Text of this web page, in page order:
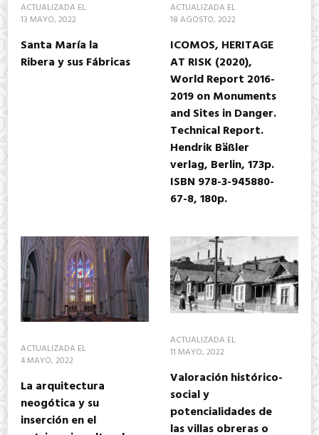
ACTUALIZADA EL
13 MAYO, 2022
Santa María la
Ribera y sus Fábricas
ACTUALIZADA EL
18 AGOSTO, 2022
ICOMOS, HERITAGE
AT RISK (2020),
World Report 2016-
2019 on Monuments
and Sites in Danger.
Technical Report.
Hendrik Bäßler
verlag, Berlin, 173p.
ISBN 978-3-945880-
67-8, 180p.
ACTUALIZADA EL
4 MAYO, 2022
La arquitectura
neogótica y su
inserción en el
ACTUALIZADA EL
11 MAYO, 2022
Valoración histórico-
social y
potencialidades de
las villas obreras o